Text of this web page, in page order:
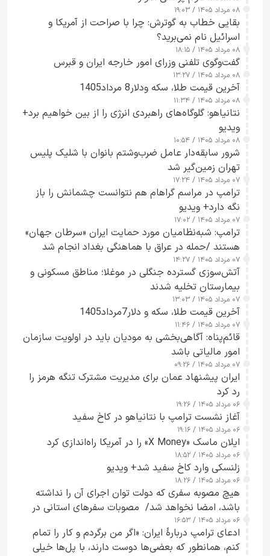
۰۸ مرداد ۱۴۰۵ / ۱۹:۰۳
بقایی خطاب به گوترش: چرا با صراحت از آمریکا و
اسرائیل نام نمی‌برید؟
۰۸ مرداد ۱۴۰۵ / ۱۸:۱۵
گفت‌وگوی تلفنی وزرای امور خارجه ایران و قبرس
۰۸ مرداد ۱۴۰۵ / ۱۳:۲۷
آخرین قیمت طلا، سکه ودلار8 مرداد1405
۰۸ مرداد ۱۴۰۵ / ۱۱:۳۴
نتانیاهو: گلوگاه‌های راهبردی انرژی را از بین خواهیم برد+
ویدیو
۰۸ مرداد ۱۴۰۵ / ۱۰:۵۴
شرور سابقه‌دار عامل ضرب‌وشتم بانوان با شلیک پلیس
تهران زمین‌گیر شد
۰۷ مرداد ۱۴۰۵ / ۱۷:۲۴
ترامپ در مراسم گراهام هم نتوانست چشمانش را باز
نگه دارد+ ویدیو
۰۷ مرداد ۱۴۰۵ / ۱۷:۰۲
ترامپ: شبه‌نظامیان مورد حمایت ایران «سرطان جهان»
هستند /حمله در عراق با هماهنگی بغداد انجام شد
۰۷ مرداد ۱۴۰۵ / ۱۴:۲۷
آتش‌سوزی گسترده جنگلی در موغلا؛ مناطق مسکونی و
بیمارستان تخلیه شدند
۰۷ مرداد ۱۴۰۵ / ۱۳:۰۳
آخرین قیمت طلا، سکه و دلار7مرداد1405
۰۷ مرداد ۱۴۰۵ / ۱۱:۴۶
قائم‌پناه: آگاهی‌بخشی به مودیان باید در اولویت سازمان
امور مالیاتی باشد
۰۷ مرداد ۱۴۰۵ / ۰۹:۲۶
ایران پیشنهاد عمان برای مدیریت مشترک تنگه هرمز را
رد کرد
۰۶ مرداد ۱۴۰۵ / ۱۹:۲۶
آغاز نشست ترامپ با نتانیاهو در کاخ سفید
۰۶ مرداد ۱۴۰۵ / ۱۹:۱۶
ایلان ماسک «X Money» را در آمریکا راه‌اندازی کرد
۰۶ مرداد ۱۴۰۵ / ۱۸:۵۲
زلنسکی وارد کاخ سفید شد+ ویدیو
۰۶ مرداد ۱۴۰۵ / ۱۸:۲۶
هیچ مصوبه سفری که دولت توان اجرای آن را نداشته
باشد، امضا نخواهد شد/ مصوبات سفرهای استانی در
چارچوب قانون بودجه است+ عکس
۰۶ مرداد ۱۴۰۵ / ۱۶:۵۳
ادعای ترامپ دربارهٔ ایران: «اگر من برگردم و کار را تمام
کنم، همانطور که بعضی‌ها دوست دارند، با پل‌ها خیلی